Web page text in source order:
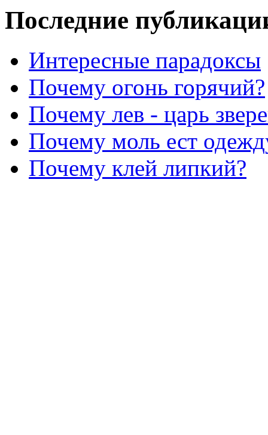
Последние
Интересные парадоксы
Почему огонь горячий?
Почему лев - царь
Почему моль ест
Почему клей липкий?